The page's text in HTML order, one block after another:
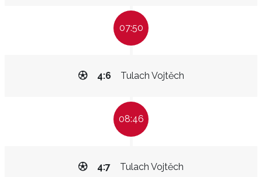
07:50
Tulach Vojtěch
4:6
08:46
Tulach Vojtěch
4:7